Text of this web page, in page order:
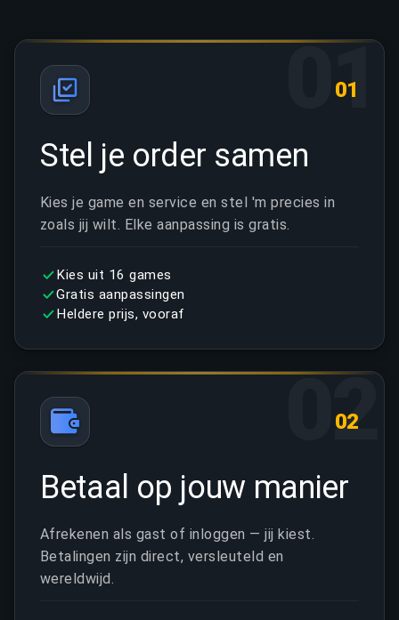
01
01
Stel je order samen
Kies je game en service en stel 'm precies in
zoals jij wilt. Elke aanpassing is gratis.
Kies uit 16 games
Gratis aanpassingen
Heldere prijs, vooraf
02
02
Betaal op jouw manier
Afrekenen als gast of inloggen — jij kiest.
Betalingen zijn direct, versleuteld en
wereldwijd.